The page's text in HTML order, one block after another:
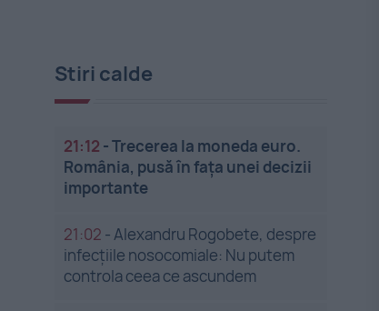
Stiri calde
21:12 -Trecerea la moneda euro.
România, pusă în fața unei decizii
importante
21:02 -Alexandru Rogobete, despre
infecțiile nosocomiale: Nu putem
controla ceea ce ascundem